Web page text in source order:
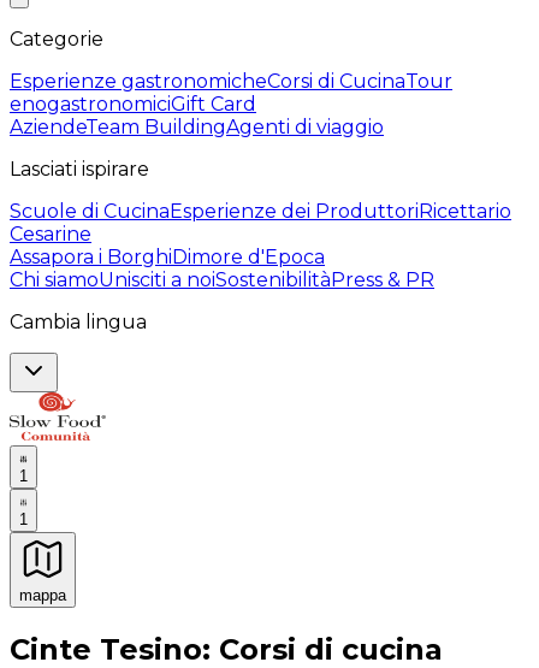
Categorie
Esperienze gastronomicheCorsi di CucinaTour
enogastronomiciGift Card
AziendeTeam BuildingAgenti di viaggio
Lasciati ispirare
Scuole di CucinaEsperienze dei ProduttoriRicettario
Cesarine
Assapora i BorghiDimore d'Epoca
Chi siamoUnisciti a noiSostenibilitàPress & PR
Cambia lingua
1
1
mappa
Esperienze culinarie indimenticabili: Esperienze
Cinte Tesino: Corsi di cucina